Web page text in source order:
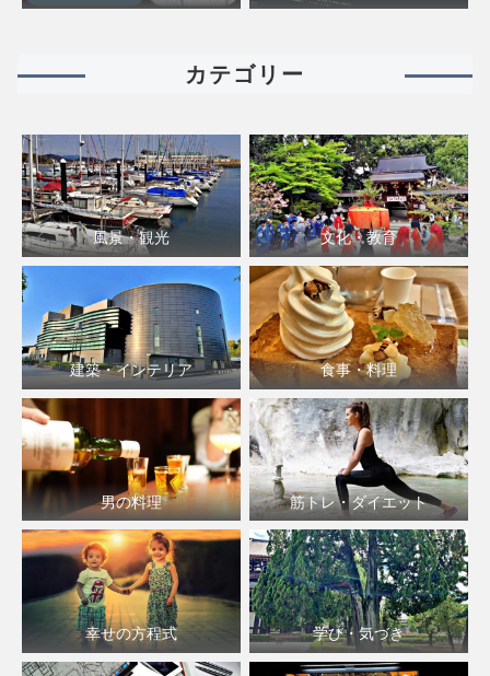
カテゴリー
風景・観光 文化・教育
建築・インテリア 食事・料理
男の料理 筋トレ・ダイエット
幸せの方程式 学び・気づき